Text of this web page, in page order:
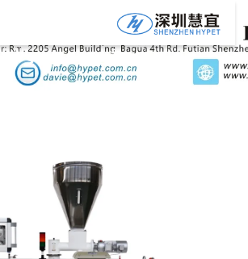
جزئیات محصولات